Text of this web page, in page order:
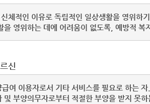
체적인 이유로 독립적인 일상생활을 영위하
을 영위하는 데에 어려움이 없도록, 예방적
신
여 이용자로서 기타 서비스를 필요로 하는 자.
부양의무자로부터 적절한 부양을 받지 못